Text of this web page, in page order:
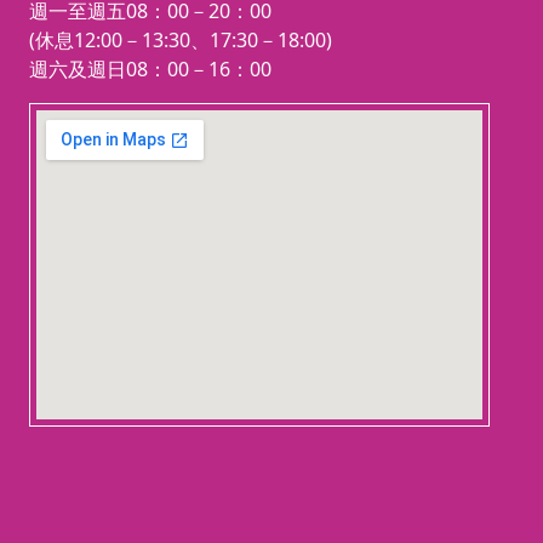
週一至週五08：00－20：00
(休息12:00－13:30、17:30－18:00)
週六及週日08：00－16：00
123 movies
embedgooglemap.net